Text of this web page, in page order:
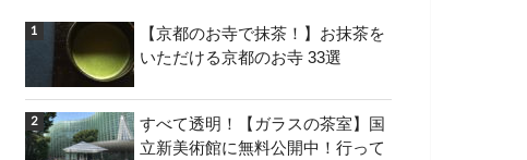
【京都のお寺で抹茶！】お抹茶を
いただける京都のお寺 33選
すべて透明！【ガラスの茶室】国
立新美術館に無料公開中！行って